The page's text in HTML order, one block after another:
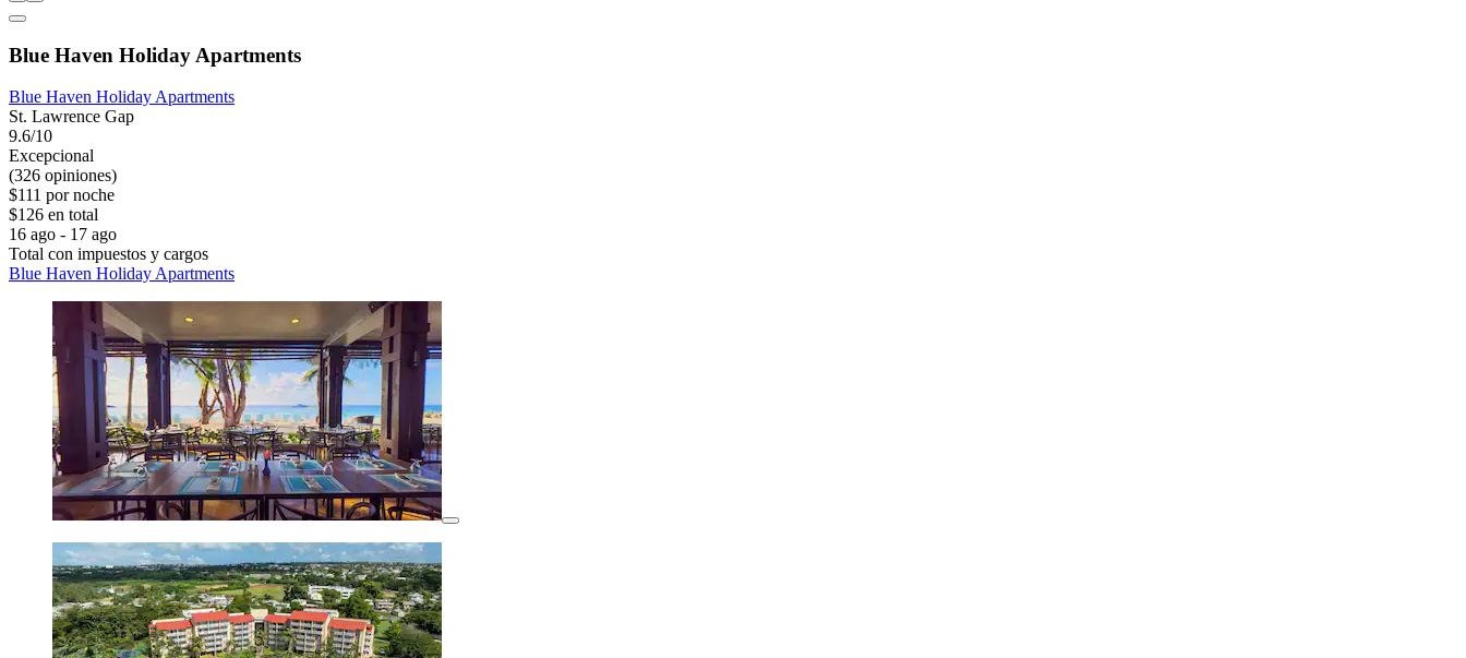
Blue Haven Holiday Apartments
Blue Haven Holiday Apartments
St. Lawrence Gap
9.6/10
Excepcional
(326 opiniones)
$111 por noche
$126 en total
16 ago - 17 ago
Total con impuestos y cargos
Blue Haven Holiday Apartments